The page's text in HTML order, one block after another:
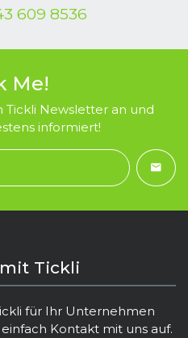
609 8536
Me!
Tickli Newsletter an und
informiert!
Tickli
für Ihr Unternehmen
Kontakt mit uns auf.